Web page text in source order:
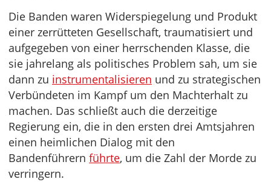
Die Banden waren Widerspiegelung und Produkt
einer zerrütteten Gesellschaft, traumatisiert und
aufgegeben von einer herrschenden Klasse, die
sie jahrelang als politisches Problem sah, um sie
dann zu instrumentalisieren und zu strategischen
Verbündeten im Kampf um den Machterhalt zu
machen. Das schließt auch die derzeitige
Regierung ein, die in den ersten drei Amtsjahren
einen heimlichen Dialog mit den
Bandenführern führte, um die Zahl der Morde zu
verringern.